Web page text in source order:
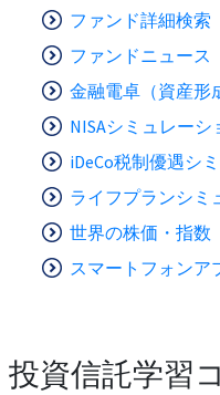
ファンド詳細検索
ファンドニュース
金融電卓（資産形
NISAシミュレーシ
iDeCo税制優遇シ
ライフプランシミ
世界の株価・指数
スマートフォンア
投資信託学習